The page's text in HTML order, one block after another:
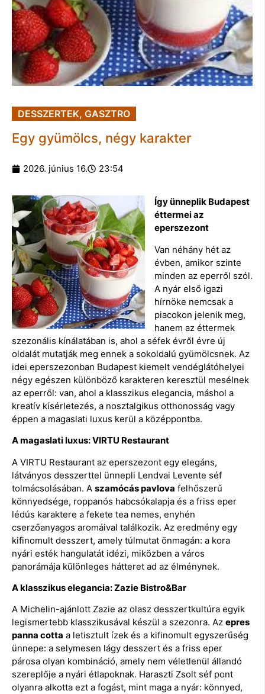
DESSZERTEK, GASZTRO
Egy gyümölcs, négy karakter
2026. június 16. 23:54
Így ünneplik Budapest
éttermei az
eperszezont
Van néhány hét az
évben, amikor szinte
minden az eperről szól.
A nyár első igazi
hírnöke nemcsak a
piacokon jelenik meg,
hanem az éttermek
szezonális kínálatában is, ahol a séfek évről évre új
oldalát mutatják meg ennek a sokoldalú gyümölcsnek. Az
idei eperszezonban Budapest kiemelt vendéglátóhelyei
négy egészen különböző karakteren keresztül mesélnek
az eperről: van, ahol a klasszikus elegancia, máshol a
kreatív kísérletezés, a nosztalgikus otthonosság vagy
éppen a magaslati luxus kerül a középpontba.
A magaslati luxus: VIRTU Restaurant
A VIRTU Restaurant az eperszezont egy elegáns,
látványos desszerttel ünnepli Lendvai Levente séf
tolmácsolásában. A szamócás pavlova felhőszerű
könnyedsége, roppanós habcsókalapja és a friss eper
lédús karaktere a fekete tea nemes, enyhén
cserzőanyagos aromáival találkozik. Az eredmény egy
kifinomult desszert, amely túlmutat önmagán: a kora
nyári esték hangulatát idézi, miközben a város
panorámája különleges hátteret ad az élménynek.
A klasszikus elegancia: Zazie Bistro&Bar
A Michelin-ajánlott Zazie az olasz desszertkultúra egyik
legismertebb klasszikusával készül a szezonra. Az epres
panna cotta a letisztult ízek és a kifinomult egyszerűség
ünnepe: a selymesen lágy desszert és a friss eper
párosa olyan kombináció, amely nem véletlenül állandó
szereplője a nyári étlapoknak. Haraszti Zsolt séf pont
olyanra alkotta ezt a fogást, mint maga a nyár: könnyed,